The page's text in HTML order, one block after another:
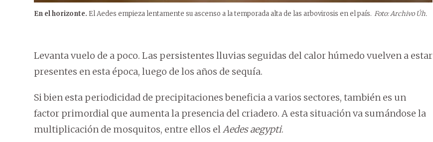
En el horizonte. El Aedes empieza lentamente su ascenso a la temporada alta de las arbovirosis en el país. Foto: Archivo Úh.
Levanta vuelo de a poco. Las persistentes lluvias seguidas del calor húmedo vuelven a estar
presentes en esta época, luego de los años de sequía.
Si bien esta periodicidad de precipitaciones beneficia a varios sectores, también es un
factor primordial que aumenta la presencia del criadero. A esta situación va sumándose la
multiplicación de mosquitos, entre ellos elAedes aegypti.